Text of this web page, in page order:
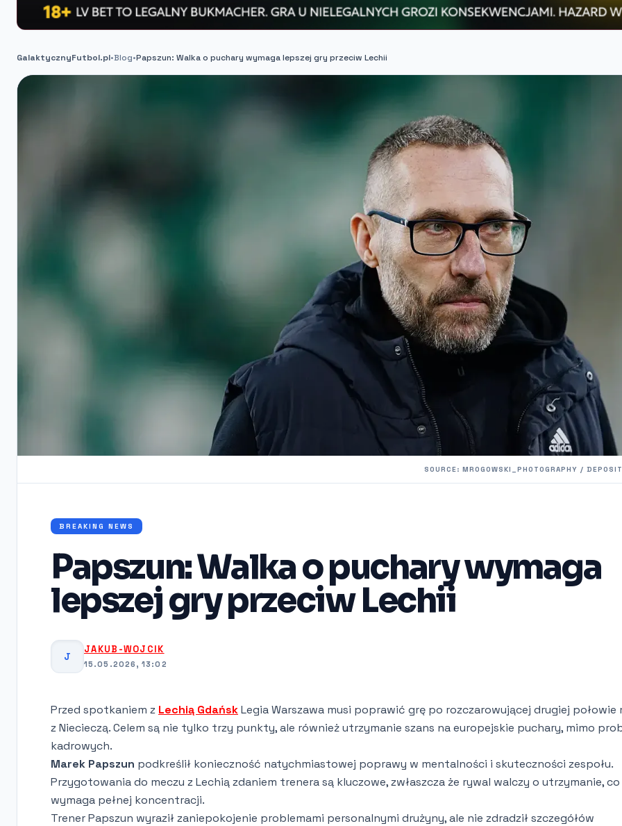
GalaktycznyFutbol.pl•Blog•Papszun: Walka o puchary wymaga lepszej gry przeciw Lechii
SOURCE: MROGOWSKI_PHOTOGRAPHY /
BREAKING NEWS
Papszun: Walka o puchary wymaga
lepszej gry przeciw Lechii
J
JAKUB-WOJCIK
15.05.2026, 13:02
Przed spotkaniem z Lechią GdańskLegia Warszawa musi poprawić grę po rozczarowującej drugiej połowie
z Niecieczą. Celem są nie tylko trzy punkty, ale również utrzymanie szans na europejskie puchary, mimo
kadrowych.
Marek Papszun podkreślił konieczność natychmiastowej poprawy w mentalności i skuteczności zespołu.
Przygotowania do meczu z Lechią zdaniem trenera są kluczowe, zwłaszcza że rywal walczy o utrzymanie, co
wymaga pełnej koncentracji.
Trener Papszun wyraził zaniepokojenie problemami personalnymi drużyny, ale nie zdradził szczegółów